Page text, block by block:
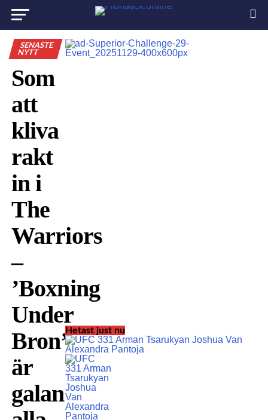
SENASTE
NYTT
Som
att
kliva
rakt
in i
The
Warriors
–
’Boxning
Under
Bron’
är
galan
Hetast just nu